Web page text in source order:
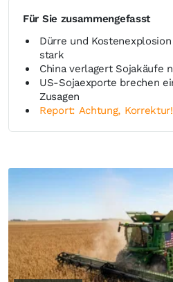
Für Sie zusammengefasst
Dürre und
stark
China verlagert Sojakäufe
US-Sojaexporte brechen
Zusagen
Report: Achtung, Korrektur!